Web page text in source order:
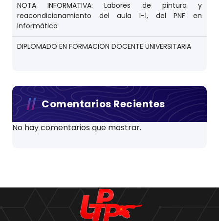
NOTA INFORMATIVA: Labores de pintura y
reacondicionamiento del aula I-1, del PNF en
Informática
DIPLOMADO EN FORMACION DOCENTE UNIVERSITARIA
Comentarios Recientes
No hay comentarios que mostrar.